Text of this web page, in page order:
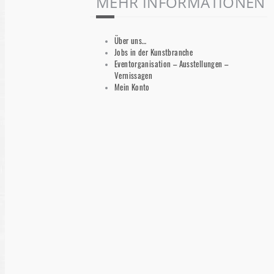
Über uns…
Jobs in der Kunstbranche
Eventorganisation – Ausstellungen –
Vernissagen
Mein Konto